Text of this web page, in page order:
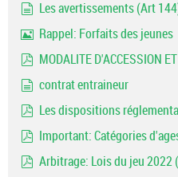
Les avertissements (Art
Rappel: Forfaits des jeunes
MODALITE D'ACCESSION
contrat entraineur
Les dispositions
Important: Catégories
Arbitrage: Lois du jeu 2022